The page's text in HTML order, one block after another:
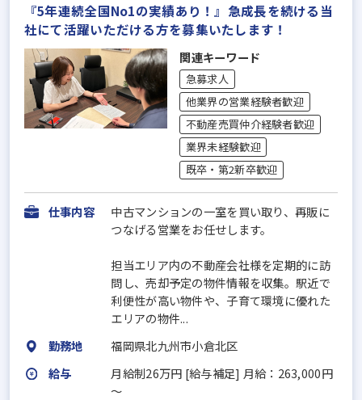
『5年連続全国No1の実績あり！』急成長を続ける当
社にて活躍いただける方を募集いたします！
関連キーワード
急募求人
他業界の営業経験者歓迎
不動産売買仲介経験者歓迎
業界未経験歓迎
既卒・第2新卒歓迎
仕事内容
中古マンションの一室を買い取り、再販に
つなげる営業をお任せします。
担当エリア内の不動産会社様を定期的に訪
問し、売却予定の物件情報を収集。駅近で
利便性が高い物件や、子育て環境に優れた
エリアの物件...
勤務地
福岡県北九州市小倉北区
給与
月給制26万円 [給与補足] 月給：263,000円
～